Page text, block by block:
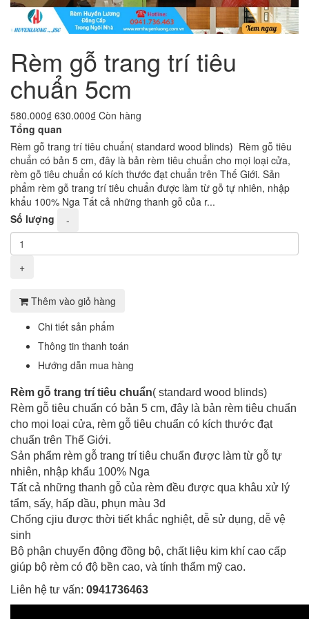
Rèm gỗ trang trí tiêu
chuẩn 5cm
580.000₫ 630.000₫ Còn hàng
Tổng quan
Rèm gỗ trang trí tiêu chuẩn( standard wood blinds) Rèm gỗ tiêu
chuẩn có bản 5 cm, đây là bản rèm tiêu chuẩn cho mọi loại cửa,
rèm gỗ tiêu chuẩn có kích thước đạt chuẩn trên Thế Giới. Sản
phẩm rèm gỗ trang trí tiêu chuẩn được làm từ gỗ tự nhiên, nhập
khẩu 100% Nga Tất cả những thanh gỗ của r...
Số lượng
-
+
Thêm vào giỏ hàng
Chi tiết sản phẩm
Thông tin thanh toán
Hướng dẫn mua hàng
Rèm gỗ trang trí tiêu chuẩn( standard wood blinds)
Rèm gỗ tiêu chuẩn có bản 5 cm, đây là bản rèm tiêu chuẩn
cho mọi loại cửa, rèm gỗ tiêu chuẩn có kích thước đạt
chuẩn trên Thế Giới.
Sản phẩm rèm gỗ trang trí tiêu chuẩn được làm từ gỗ tự
nhiên, nhập khẩu 100% Nga
Tất cả những thanh gỗ của rèm đều được qua khâu xử lý
tẩm, sấy, hấp dầu, phụn màu 3d
Chống cjiu được thời tiết khắc nghiệt, dễ sử dụng, dễ vệ
sinh
Bộ phận chuyển động đồng bộ, chất liệu kim khí cao cấp
giúp bộ rèm có độ bền cao, và tính thẩm mỹ cao.
Liên hệ tư vấn: 0941736463